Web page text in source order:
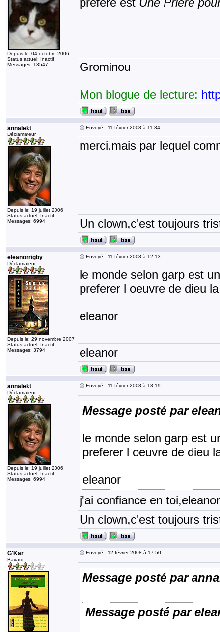
Depuis le: 04 octobre 2006
Status actuel: Inactif
Messages: 13547
préféré est Une Prière
Grominou
Mon blogue de lecture:
annalekt
Déclamateur
Depuis le: 19 juillet 2006
Status actuel: Inactif
Messages: 6994
Envoyé : 11 février 2008 à 11:34
merci,mais par lequel
Un clown,c'est toujours
eleanorrigby
Déclamateur
Depuis le: 29 novembre 2007
Status actuel: Inactif
Messages: 3794
Envoyé : 11 février 2008 à 12:13
le monde selon garp est
preferer l oeuvre de dieu
eleanor
eleanor
annalekt
Déclamateur
Depuis le: 19 juillet 2006
Status actuel: Inactif
Messages: 6994
Envoyé : 11 février 2008 à 13:19
Message posté par
le monde selon garp est
preferer l oeuvre de dieu
eleanor
j'ai confiance en
Un clown,c'est toujours
G'Kar
Bavard
Envoyé : 12 février 2008 à 17:50
Message posté par
Message posté par